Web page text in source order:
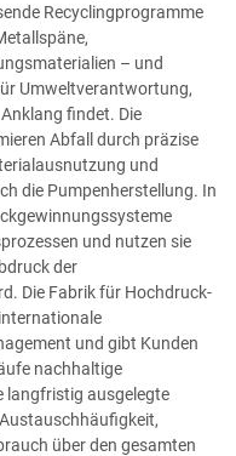
Recyclingprogramme
– und
Umweltverantwortung,
findet. Die
Abfall durch präzise
und
die Pumpenherstellung. In
und nutzen sie
der
Die Fabrik für Hochdruck-
und gibt Kunden
nachhaltige
langfristig ausgelegte
über den gesamten